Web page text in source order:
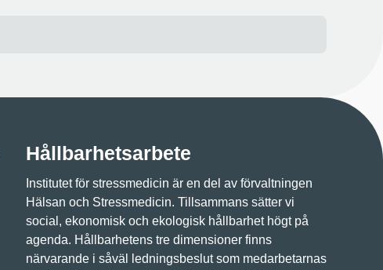
Hållbarhetsarbete
Institutet för stressmedicin är en del av förvaltningen
Hälsan och Stressmedicin. Tillsammans sätter vi
social, ekonomisk och ekologisk hållbarhet högt på
agenda. Hållbarhetens tre dimensioner finns
närvarande i såväl ledningsbeslut som medarbetarnas